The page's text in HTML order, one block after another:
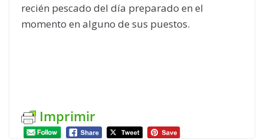
recién pescado del día preparado en el
momento en alguno de sus puestos.
Imprimir